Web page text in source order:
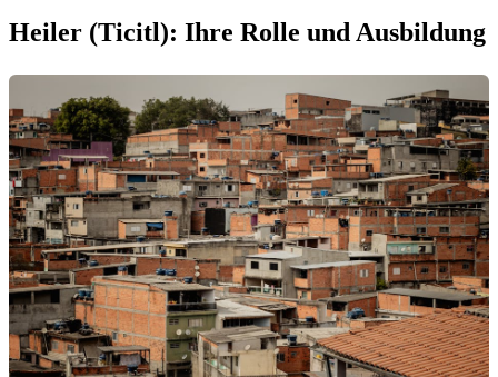
Heiler (Ticitl): Ihre Rolle und Ausbildung